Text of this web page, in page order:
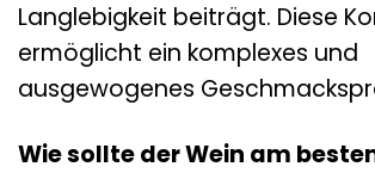
Langlebigkeit beiträgt. Diese
ermöglicht ein komplexes und
ausgewogenes
Wie sollte der Wein am